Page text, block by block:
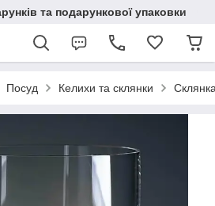
та подарункової упаковки
Посуд Келихи та склянки